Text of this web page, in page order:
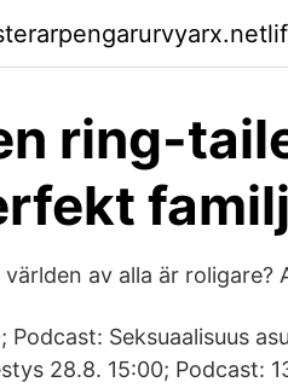
ring-
världen av alla är roligare?
Podcast: Seksuaalisuus
28.8. 15:00; Podcast: